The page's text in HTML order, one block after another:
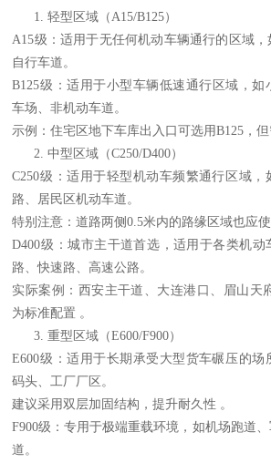
1. ‌轻型区域（A15/B125）‌
A15级‌：适用于‌无任何机动车辆通行‌的区域，
自行车道。
B125级‌：适用于‌小型车辆低速通行‌区域，如
车场、非机动车道。
示例：住宅区地下车库出入口可选用B125，但
2. ‌中型区域（C250/D400）‌
C250级‌：适用于‌轻型机动车频繁通行‌区域，
路、居民区机动车道。
特别注意：道路两侧0.5米内的路缘区域也应使
D400级‌：‌城市主干道首选‌，适用于各类机动
路、快速路、高速公路。
实际案例：西安主干道、大连港口、眉山天
为标准配置 。
3. ‌重型区域（E600/F900）‌
E600级‌：适用于‌长期承受大型货车碾压‌的场
码头、工厂厂区。
建议采用双层加固结构，提升耐久性 。
F900级‌：专用于‌极端重载环境‌，如机场跑道
道。